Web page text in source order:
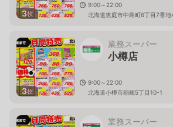
3枚
9:00～22:00
北海道恵庭市中島町6丁目7番地
3枚
業務スーパー
小樽店
9:00～22:00
北海道小樽市稲穂5丁目10-1
業務スーパー